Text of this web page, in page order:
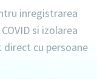
inregistrarea
si izolarea
cu persoane